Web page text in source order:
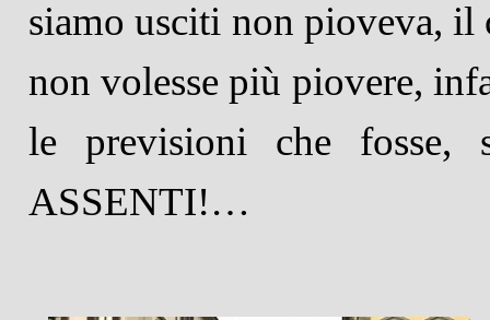
siamo usciti non pioveva, il
non volesse più piovere,
le previsioni che fosse,
ASSENTI!…